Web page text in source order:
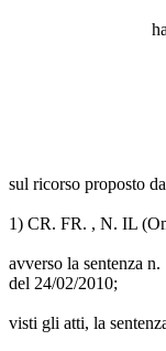
sul ricorso proposto
1) CR. FR. , N. IL
avverso la sentenza
del 24/02/2010;
visti gli atti, la